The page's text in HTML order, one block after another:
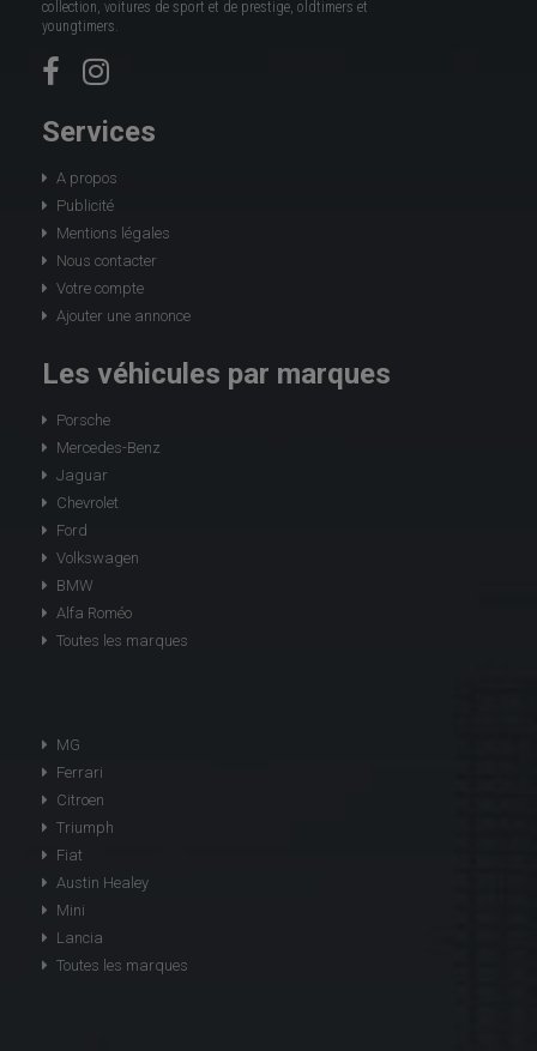
collection, voitures de sport et de prestige, oldtimers et
youngtimers.
Services
A propos
Publicité
Mentions légales
Nous contacter
Votre compte
Ajouter une annonce
Les véhicules par marques
Porsche
Mercedes-Benz
Jaguar
Chevrolet
Ford
Volkswagen
BMW
Alfa Roméo
Toutes les marques
MG
Ferrari
Citroen
Triumph
Fiat
Austin Healey
Mini
Lancia
Toutes les marques